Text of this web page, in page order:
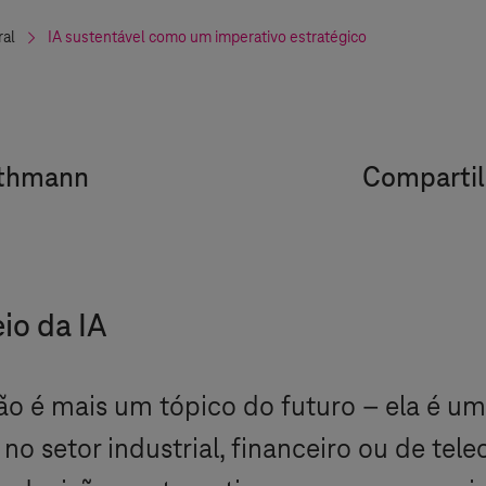
IA sustentável como um imperativo estratégico
da IA
é mais um tópico do futuro – ela é
setor industrial, financeiro ou de